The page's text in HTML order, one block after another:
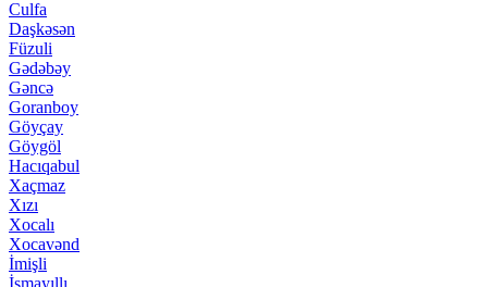
Culfa
Daşkəsən
Füzuli
Gədəbəy
Gəncə
Goranboy
Göyçay
Göygöl
Hacıqabul
Xaçmaz
Xızı
Xocalı
Xocavənd
İmişli
İsmayıllı